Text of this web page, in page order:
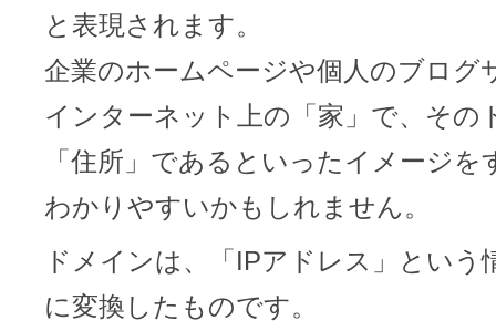
VPS
Linuxの運用に最適な仮想化環境を用
VPS
※ 弊社が独自で調査したホスティングシェ
お名前.com 転送Plus
ドメインのセキュリティ診断を
販売パートナー制度
ドメイン販売パートナー
API連携や後払いが可能なプログラム
と表現されます。
企業のホームページや個人のブログ
インターネット上の「家」で、その
「住所」であるといったイメージを
わかりやすいかもしれません。
ドメインは、「IPアドレス」という
に変換したものです。